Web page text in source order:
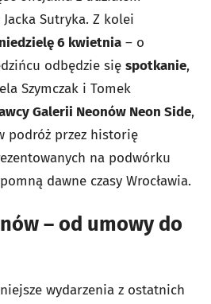
Sutryka. Z kolei
6 kwietnia – o
odbędzie się spotkanie,
Szymczak i Tomek
Galerii Neonów Neon Side,
podróż przez historię
na podwórku
dawne czasy Wrocławia.
– od umowy do
wydarzenia z ostatnich